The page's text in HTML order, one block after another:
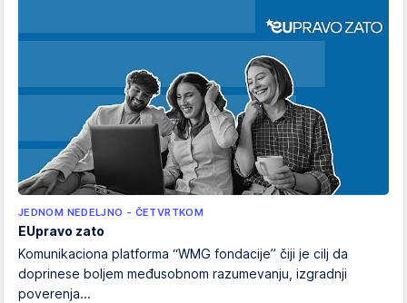
JEDNOM NEDELJNO - ČETVRTKOM
EUpravo zato
Komunikaciona platforma “WMG fondacije” čiji je cilj da
doprinese boljem međusobnom razumevanju, izgradnji
poverenja...